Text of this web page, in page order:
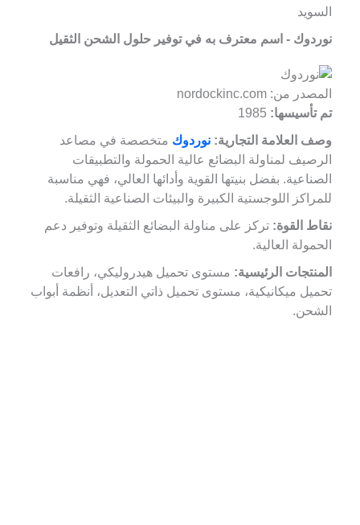
السويد
نوردوك - اسم معترف به في توفير حلول الشحن الثقيل
المصدر من: nordockinc.com
تم تأسيسها: 1985
وصف العلامة التجارية: نوردوك متخصصة في مصاعد
الرصيف لمناولة البضائع عالية الحمولة والتطبيقات
الصناعية. بفضل بنيتها القوية وأدائها العالي، فهي مناسبة
للمراكز اللوجستية الكبيرة والبيئات الصناعية الثقيلة.
نقاط القوة: تركز على مناولة البضائع الثقيلة وتوفير دعم
الحمولة العالية.
المنتجات الرئيسية: مستوى تحميل هيدروليكي، رافعات
تحميل ميكانيكية، مستوى تحميل ذاتي التعديل، أنظمة أبواب
الشحن.